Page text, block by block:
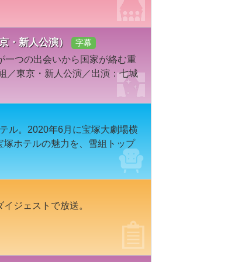
・新人公演） 字幕
一つの出会いから国家が絡む重
／東京・新人公演／出演：七城
ル。2020年6月に宝塚大劇場横
ホテルの魅力を、雪組トップ
ジェストで放送。